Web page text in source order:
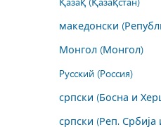
македонски
Монгол (Монгол)
Русский (Россия)
српски (Босна и
српски (Реп.